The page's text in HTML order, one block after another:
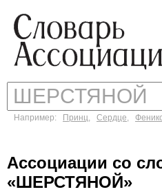
Например: Принц, Сердце,
Ассоциации со
«ШЕРСТЯНОЙ»